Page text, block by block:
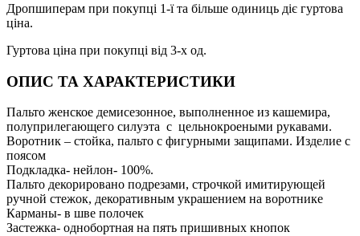
Дропшиперам при покупці 1-ї та більше одиниць діє гуртова
ціна.
Гуртова ціна при покупці від 3-х од.
ОПИС ТА ХАРАКТЕРИСТИКИ
Пальто женское демисезонное, выполненное из кашемира,
полуприлегающего силуэта с цельнокроеными рукавами.
Воротник – стойка, пальто с фигурными защипами. Изделие с
поясом
Подкладка- нейлон- 100%.
Пальто декорировано подрезами, строчкой имитирующей
ручной стежок, декоративным украшением на воротнике
Карманы- в шве полочек
Застежка- однобортная на пять пришивных кнопок